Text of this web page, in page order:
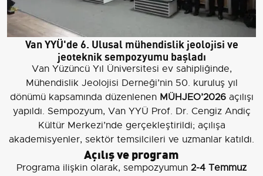
Van YYÜ'de 6. Ulusal mühendislik jeolojisi ve
jeoteknik sempozyumu başladı
Van Yüzüncü Yıl Üniversitesi ev sahipliğinde,
Mühendislik Jeolojisi Derneği’nin 50. kuruluş yıl
dönümü kapsamında düzenlenen MÜHJEO’2026açılışı
yapıldı. Sempozyum, Van YYÜ Prof. Dr. Cengiz Andiç
Kültür Merkezi’nde gerçekleştirildi; açılışa
akademisyenler, sektör temsilcileri ve uzmanlar katıldı.
Açılış ve program
Programa ilişkin olarak, sempozyumun 2-4 Temmuz